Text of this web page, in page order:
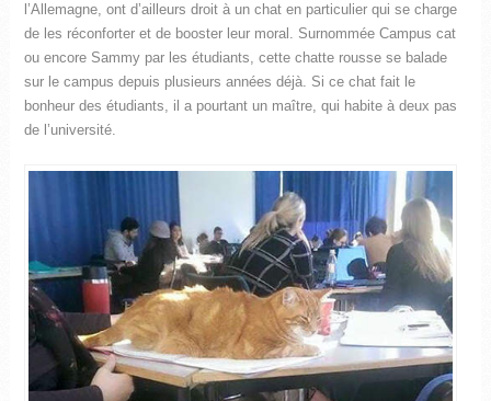
l’Allemagne, ont d’ailleurs droit à un chat en particulier qui se charge
de les réconforter et de booster leur moral. Surnommée Campus cat
ou encore Sammy par les étudiants, cette chatte rousse se balade
sur le campus depuis plusieurs années déjà. Si ce chat fait le
bonheur des étudiants, il a pourtant un maître, qui habite à deux pas
de l’université.